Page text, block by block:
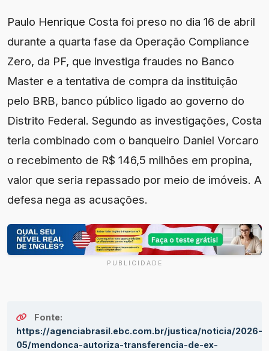
Paulo Henrique Costa foi preso no dia 16 de abril
durante a quarta fase da Operação Compliance
Zero, da PF, que investiga fraudes no Banco
Master e a tentativa de compra da instituição
pelo BRB, banco público ligado ao governo do
Distrito Federal. Segundo as investigações, Costa
teria combinado com o banqueiro Daniel Vorcaro
o recebimento de R$ 146,5 milhões em propina,
valor que seria repassado por meio de imóveis. A
defesa nega as acusações.
PUBLICIDADE
Fonte:
https://agenciabrasil.ebc.com.br/justica/noticia/2026-
05/mendonca-autoriza-transferencia-de-ex-